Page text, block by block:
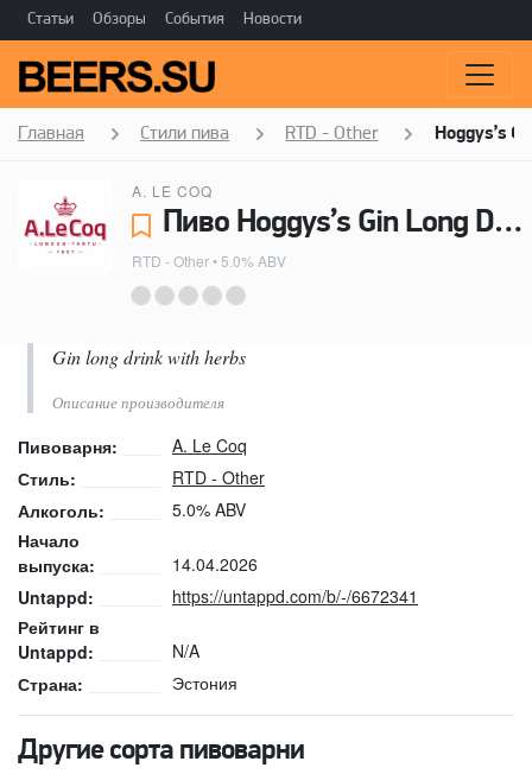
Статьи Обзоры События Новости
Главная Стили пива RTD - Other Hoggys’s
A. LE COQ
Пиво Hoggys’s Gin Long Drink - A. Le Coq
RTD - Other• 5.0% ABV
Gin long drink with herbs
Описание производителя
Пивоварня:
A. Le Coq
Стиль:
RTD - Other
Алкоголь:
5.0% ABV
Начало
выпуска:
14.04.2026
Untappd:
https://untappd.com/b/-/6672341
Рейтинг в
Untappd:
N/A
Страна:
Эстония
Другие сорта пивоварни